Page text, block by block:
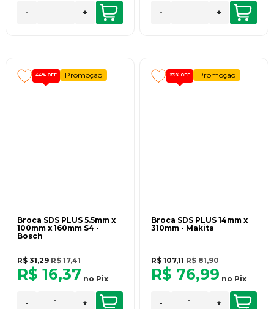
- + - +
44% OFF Promoção
Broca SDS PLUS 5.5mm x
100mm x 160mm S4 -
Bosch
R$ 31,29R$ 17,41
R$ 16,37 no Pix
- +
23% OFF Promoção
Broca SDS PLUS 14mm x
310mm - Makita
R$ 107,11R$ 81,90
R$ 76,99 no Pix
- +